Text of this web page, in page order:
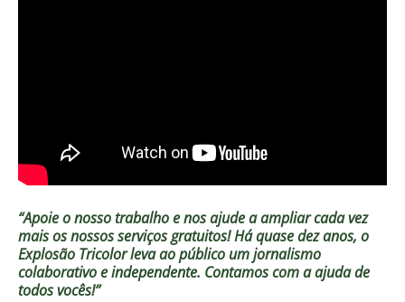
“Apoie o nosso trabalho e nos ajude a ampliar cada vez
mais os nossos serviços gratuitos!Há quase dez anos, o
Explosão Tricolor leva ao público um jornalismo
colaborativo e independente. Contamos com a ajuda de
todos vocês!”